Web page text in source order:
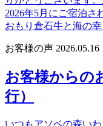
2026年5月にご宿泊さ
おもり倉石牛と海の
お客様の声 2026.05.16
お客様からの
行）
いつもアソベの森い